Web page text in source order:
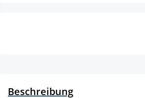
Beschreibung